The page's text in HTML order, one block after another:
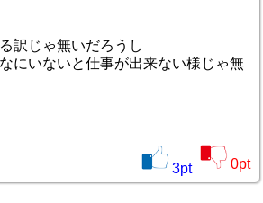
訳じゃ無いだろうし
にいないと仕事が出来ない様じゃ無
3pt 0pt